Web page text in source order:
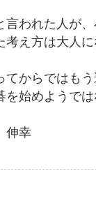
言われた人が
考え方は大人
てからではもう
始めようでは
幸